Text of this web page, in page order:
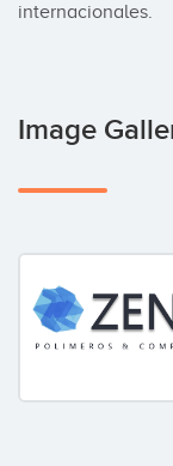
internacionales.
Image